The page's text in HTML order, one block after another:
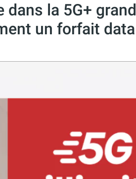
dans la 5G+ grand
un forfait data